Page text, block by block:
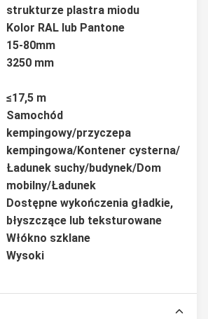
strukturze plastra miodu
Kolor RAL lub Pantone
15-80mm
3250 mm
≤17,5 m
Samochód
kempingowy/przyczepa
kempingowa/Kontener cysterna/
Ładunek suchy/budynek/Dom
mobilny/Ładunek
Dostępne wykończenia gładkie,
błyszczące lub teksturowane
Włókno szklane
Wysoki